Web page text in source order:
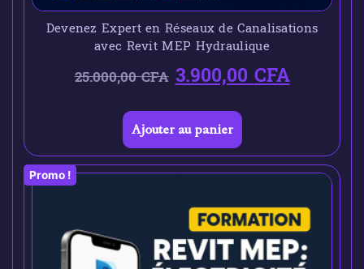
Devenez Expert en Réseaux de Canalisations
avec Revit MEP Hydraulique
25.000,00CFA 3.900,00CFA
Ajouter au panier
Promo !